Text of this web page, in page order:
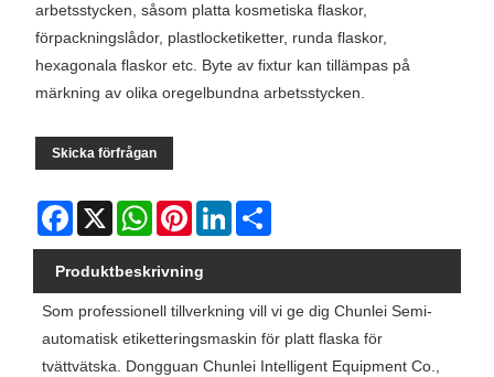
arbetsstycken, såsom platta kosmetiska flaskor,
förpackningslådor, plastlocketiketter, runda flaskor,
hexagonala flaskor etc. Byte av fixtur kan tillämpas på
märkning av olika oregelbundna arbetsstycken.
Skicka förfrågan
Facebook
X WhatsAppPinterestLinkedIn
Produktbeskrivning
Som professionell tillverkning vill vi ge dig Chunlei Semi-
automatisk etiketteringsmaskin för platt flaska för
tvättvätska. Dongguan Chunlei Intelligent Equipment Co.,